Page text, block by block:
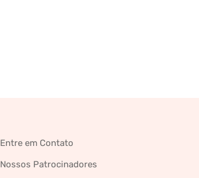
Entre em Contato
Nossos Patrocinadores